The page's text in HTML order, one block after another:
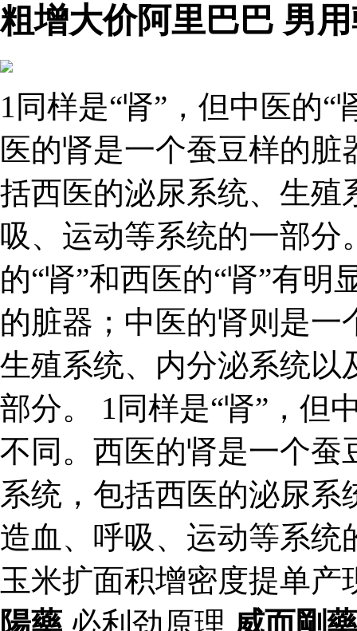
粗增大价阿里巴巴 男
1同样是“肾”，但中医的“
医的肾是一个蚕豆样的
括西医的泌尿系统、生殖
吸、运动等系统的一部分
的“肾”和西医的“肾”有
的脏器；中医的肾则是
生殖系统、内分泌系统以
部分。 1同样是“肾”，但
不同。西医的肾是一个蚕
系统，包括西医的泌尿
造血、呼吸、运动等系
玉米扩面积增密度提单
陽藥 必利劲原理 威而剛